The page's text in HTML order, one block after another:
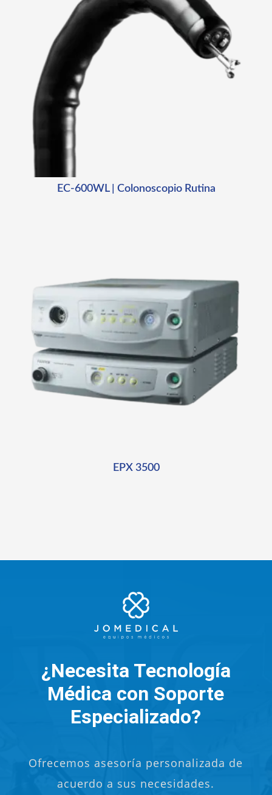
EC-600WL | Colonoscopio Rutina
EPX 3500
¿Necesita Tecnología
Médica con Soporte
Especializado?
Ofrecemos asesoría personalizada de
acuerdo a sus necesidades.